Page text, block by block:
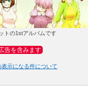
トの1stアルバムです
告を含みます
示になる件について